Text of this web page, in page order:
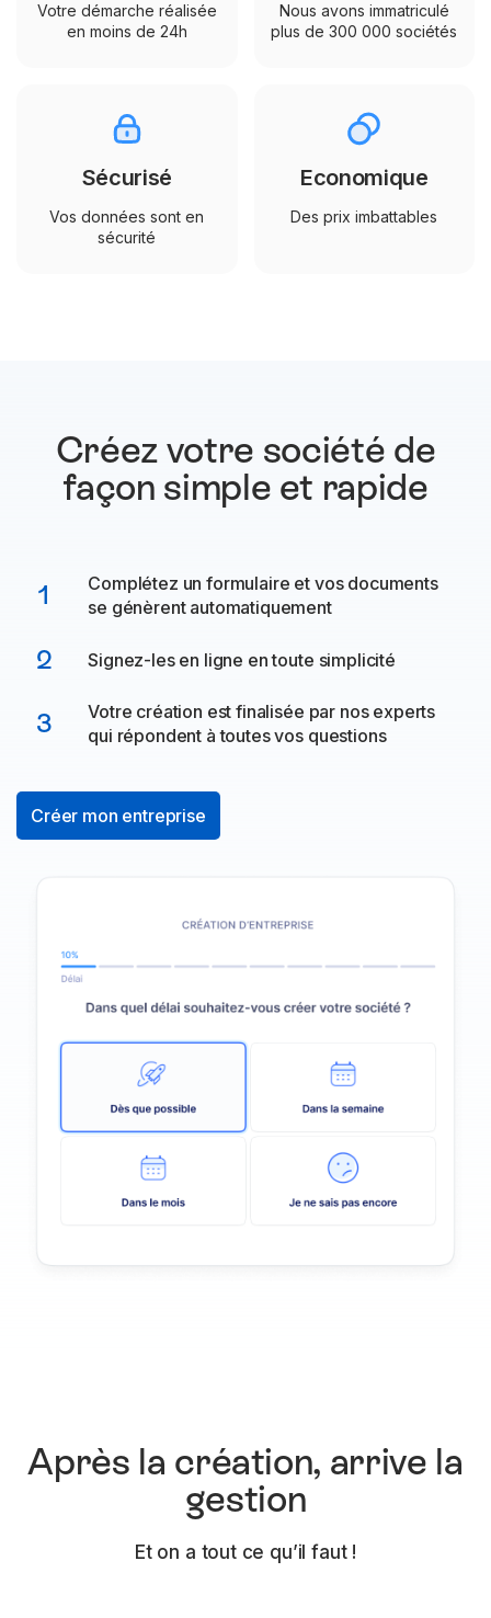
Votre démarche réalisée
en moins de 24h
Nous avons immatriculé
plus de 300 000 sociétés
Sécurisé
Vos données sont en
sécurité
Economique
Des prix imbattables
Créez votre société de
façon simple et rapide
1
Complétez un formulaire et vos documents
se génèrent automatiquement
2 Signez-les en ligne en toute simplicité
3
Votre création est finalisée par nos experts
qui répondent à toutes vos questions
Créer mon entreprise
Après la création, arrive la
gestion
Et on a tout ce qu’il faut !